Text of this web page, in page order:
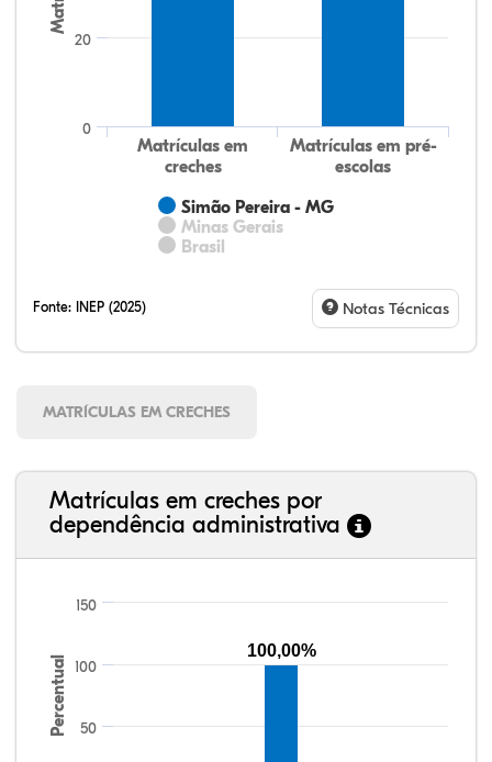
Simão Pereira - MG
Minas Gerais
Brasil
Matrículas em
creches
Matrículas em pré-
escolas
0
20
Fonte: INEP (2025) Notas Técnicas
MATRÍCULAS EM CRECHES
Matrículas em creches por
dependência administrativa
Percentual 50
100
150
100,00%